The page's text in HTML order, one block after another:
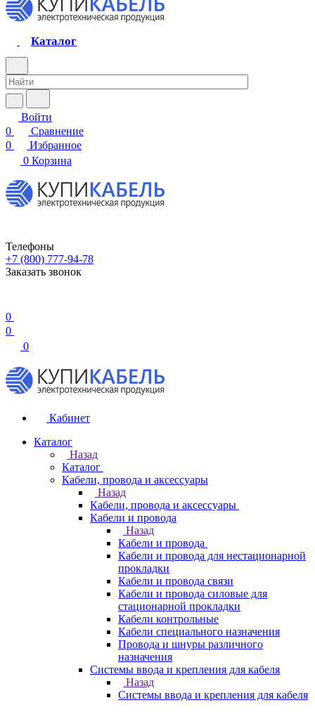
Каталог
Войти
0
Сравнение
0
Избранное
0 Корзина
Телефоны
+7 (800) 777-94-78
Заказать звонок
0
0
0
Кабинет
Каталог
Назад
Каталог
Кабели, провода и аксессуары
Назад
Кабели, провода и аксессуары
Кабели и провода
Назад
Кабели и провода
Кабели и провода для нестационарной
прокладки
Кабели и провода связи
Кабели и провода силовые для
стационарной прокладки
Кабели контрольные
Кабели специального назначения
Провода и шнуры различного
назначения
Системы ввода и крепления для кабеля
Назад
Системы ввода и крепления для кабеля